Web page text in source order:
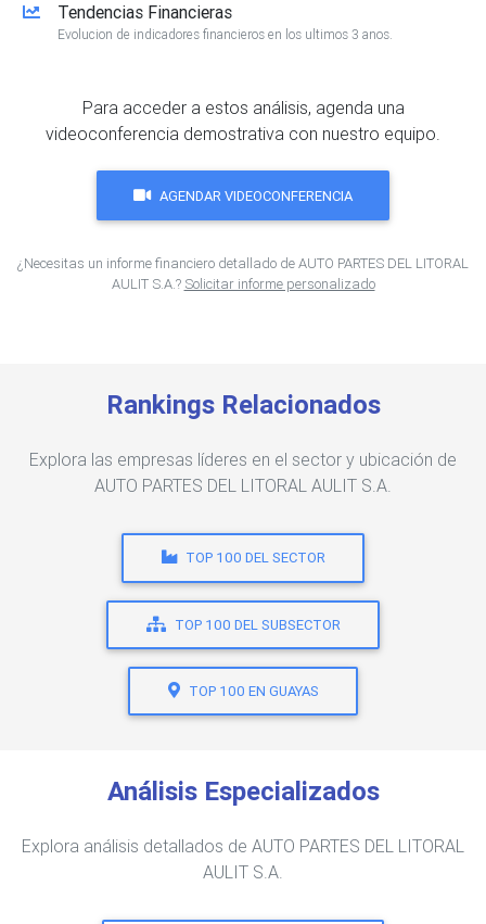
Tendencias Financieras
Evolucion de indicadores financieros en los ultimos 3 anos.
Para acceder a estos análisis, agenda una
videoconferencia demostrativa con nuestro equipo.
AGENDAR VIDEOCONFERENCIA
¿Necesitas un informe financiero detallado de AUTO PARTES DEL LITORAL
AULIT S.A.? Solicitar informe personalizado
Rankings Relacionados
Explora las empresas líderes en el sector y ubicación de
AUTO PARTES DEL LITORAL AULIT S.A.
TOP 100 DEL SECTOR
TOP 100 DEL SUBSECTOR
TOP 100 EN GUAYAS
Análisis Especializados
Explora análisis detallados de AUTO PARTES DEL LITORAL
AULIT S.A.